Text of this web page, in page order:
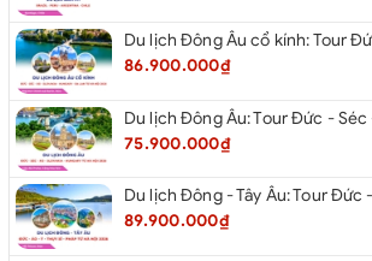
86.900.000₫
75.900.000₫
89.900.000₫